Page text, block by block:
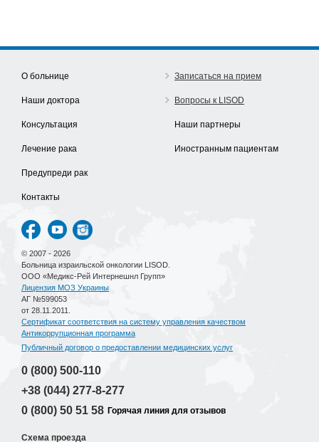
О больнице
Наши доктора
Консультация
Лечение рака
Предупреди рак
Контакты
Записаться на прием
Вопросы к LISOD
Наши партнеры
Иностранным пациентам
© 2007 - 2026
Больница израильской онкологии LISOD.
ООО «Медикс-Рей Интернешнл Групп»
Лицензия МОЗ Украины
АГ №599053
от 28.11.2011.
Сертификат соответствия на систему управления качеством
Антикоррупционная программа
Публичный договор о предоставлении медицинских услуг
0 (800) 500-110
+38 (044) 277-8-277
0 (800) 50 51 58 Горячая линия для отзывов
Схема проезда